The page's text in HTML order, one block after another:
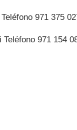
971 375
Teléfono 971 154